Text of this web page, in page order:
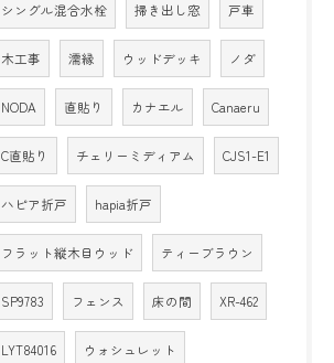
シングル混合水栓 掃き出し窓 戸車
木工事 濡縁 ウッドデッキ ノダ
NODA 直貼り カナエル Canaeru
C直貼り チェリーミディアム CJS1-E1
ハピア折戸 hapia折戸
フラット縦木目ウッド ティーブラウン
SP9783 フェンス 床の間 XR-462
LYT84016 ウォシュレット